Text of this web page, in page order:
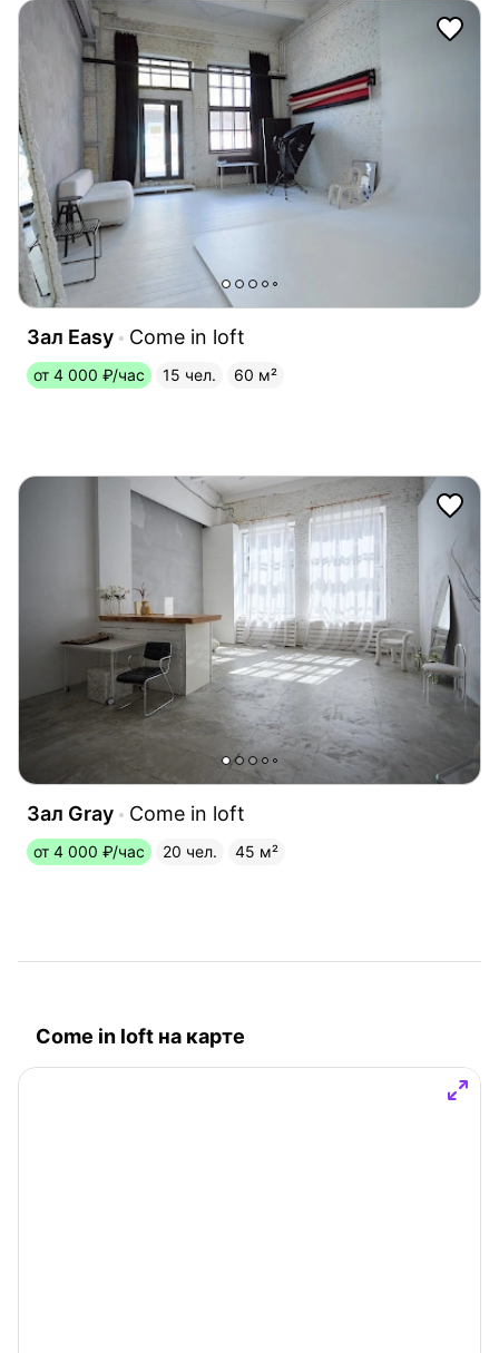
Зал Easy Come in loft
от 4 000 ₽/час 15 чел. 60 м²
Зал Gray Come in loft
от 4 000 ₽/час 20 чел. 45 м²
Come in loft на карте